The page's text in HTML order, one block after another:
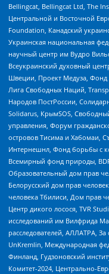
Bellingcat, Bellingcat Ltd, The
Центральной и Восточной
Foundation, Канадский
Украинская национальная
научный центр им Вудро
Всеукраинский духовный
Швеции, Проект Медуза, Фонд
Лига Свободных Наций,
Народов ПостРоссии,
Solidarus, КрымSOS,
управления, Форум
островов Тисима и Хабомаи,
Интернешнл, Фонд борьбы с
Всемирный фонд природы,
Образовательный дом прав
Белорусский дом прав
человека Тбилиси, Дом прав
Центр дикого лосося, TVR
исследований им Вилфрида
расследователей, АЛЛАТРА,
UnKremlin, Международная
Финланд, Гудзоновский
Комитет-2024, Центрально-